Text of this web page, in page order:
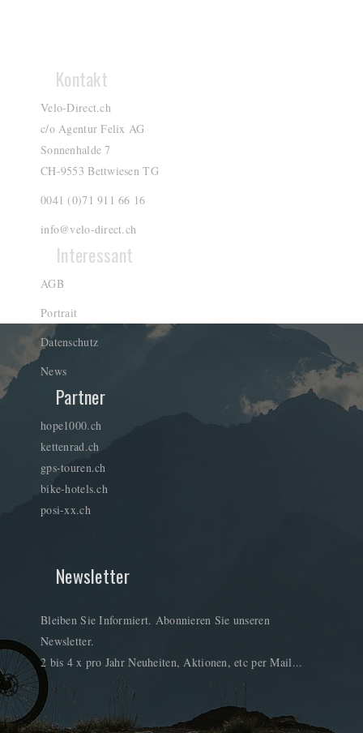
Kontakt
Velo-Direct.ch
c/o Agentur Felix AG
Sonnenhalde 7
CH-9553 Bettwiesen TG
0041 (0)71 911 66 16
info@velo-direct.ch
Interessant
AGB
Portrait
Datenschutz
News
Partner
hope1000.ch
kettenrad.ch
gps-touren.ch
bike-hotels.ch
posi-xx.ch
Newsletter
Bleiben Sie Informiert. Abonnieren Sie unseren
Newsletter.
2 bis 4 x pro Jahr Neuheiten, Aktionen, etc per Mail...